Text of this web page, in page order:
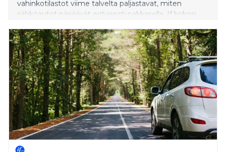
vahinkotilastot viime talvelta paljastavat, miten
sähköautot pärjäävät erityisesti pakkasella. If kokosi